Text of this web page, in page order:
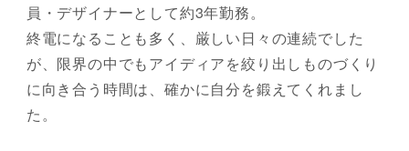
員・デザイナーとして約3年勤務。
終電になることも多く、厳しい日々の連続でした
が、限界の中でもアイディアを絞り出しものづくり
に向き合う時間は、確かに自分を鍛えてくれまし
た。